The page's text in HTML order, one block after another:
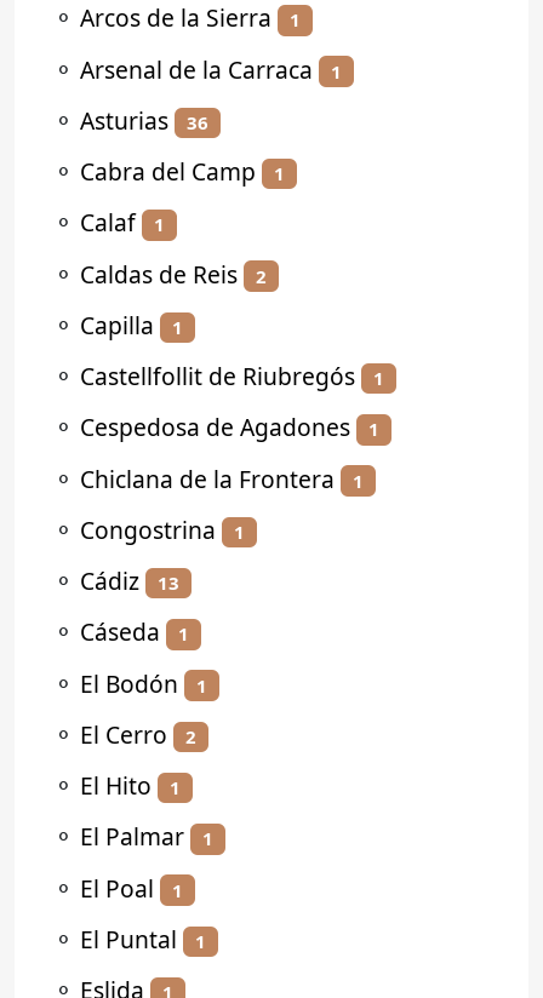
⚬ Arcos de la Sierra 1
⚬ Arsenal de la Carraca 1
⚬ Asturias 36
⚬ Cabra del Camp 1
⚬ Calaf 1
⚬ Caldas de Reis 2
⚬ Capilla 1
⚬ Castellfollit de Riubregós 1
⚬ Cespedosa de Agadones 1
⚬ Chiclana de la Frontera 1
⚬ Congostrina 1
⚬ Cádiz 13
⚬ Cáseda 1
⚬ El Bodón 1
⚬ El Cerro 2
⚬ El Hito 1
⚬ El Palmar 1
⚬ El Poal 1
⚬ El Puntal 1
⚬ Eslida 1